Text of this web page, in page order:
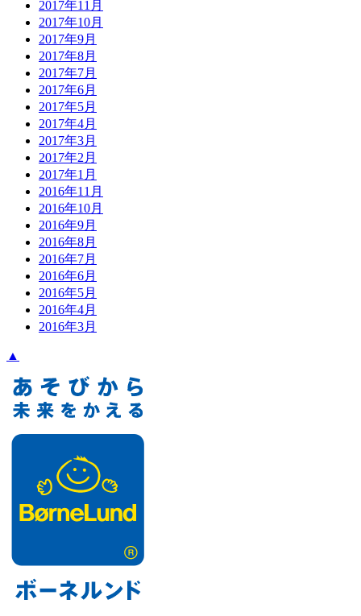
2017年11月
2017年10月
2017年9月
2017年8月
2017年7月
2017年6月
2017年5月
2017年4月
2017年3月
2017年2月
2017年1月
2016年11月
2016年10月
2016年9月
2016年8月
2016年7月
2016年6月
2016年5月
2016年4月
2016年3月
▲